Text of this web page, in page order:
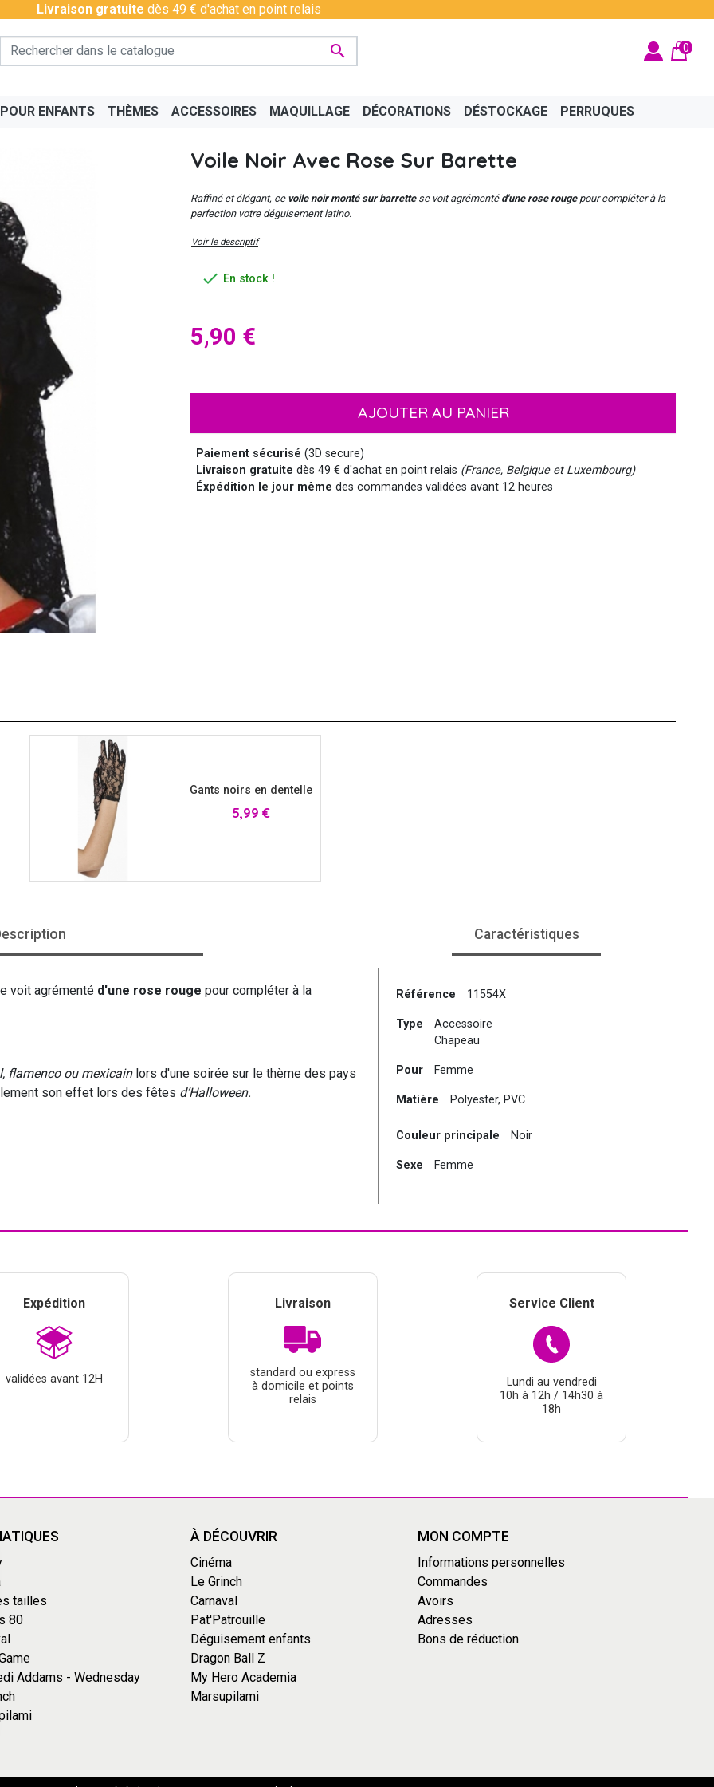
Livraison gratuite dès 49 € d'achat en point relais
 0
DISCO & CHARLESTON
HUMOUR
SUPER-HÉROS ET...
ENFANTS THÈMES
APÉRO BAVAROIS
DISCO
SAINT NICOLAS
ACCESSOIRES
BOAS
HALLOWEEN
MAQUILLAGE DÉCORATIONS DÉSTOCKAGE PERRUQUES
Voile Noir Avec Rose Sur Barette
Raffiné et élégant, ce voile noir monté sur barrettese voit agrémenté d'une rose rougepour compléter à la
perfection votre déguisement latino.
Voir le descriptif
 En stock !
5,90 €
AJOUTER AU PANIER
Paiement sécurisé (3D secure)
Livraison gratuite dès 49 € d'achat en point relais (France, Belgique et Luxembourg)
Éxpédition le jour même des commandes validées avant 12 heures
Gants noirs en dentelle
Prix
5,99 €
voit agrémenté d'une rose rouge pour compléter à la
flamenco ou mexicainlors d'une soirée sur le thème des pays
son effet lors des fêtes d’Halloween.
Caractéristiques
Référence 11554X
Type
Accessoire
Chapeau
Pour Femme
Matière Polyester, PVC
Couleur principale Noir
Sexe Femme
Expédition
validées avant 12H
Livraison
standard ou express
à domicile et points
relais
Service Client
Lundi au vendredi
10h à 12h / 14h30 à
18h
tailles
80
Addams - Wednesday
À DÉCOUVRIR
Cinéma
Le Grinch
Carnaval
Pat'Patrouille
Déguisement enfants
Dragon Ball Z
My Hero Academia
Marsupilami
MON COMPTE
Informations personnelles
Commandes
Avoirs
Adresses
Bons de réduction
de confidentialité, en garantissant la conformité avec les réglementations. Personnalisez vos préférences pour